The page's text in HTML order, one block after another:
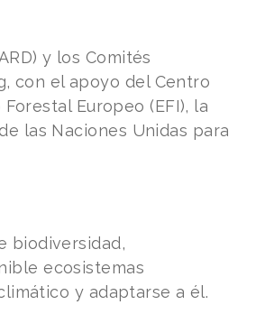
y los Comités
con el apoyo del Centro
Europeo (EFI), la
las Naciones Unidas para
biodiversidad,
ecosistemas
y adaptarse a él.